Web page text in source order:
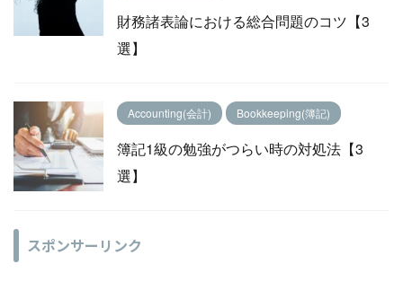
財務諸表論における総合問題のコツ【3
選】
Accounting(会計) Bookkeeping(簿記)
簿記1級の勉強がつらい時の対処法【3
選】
スポンサーリンク